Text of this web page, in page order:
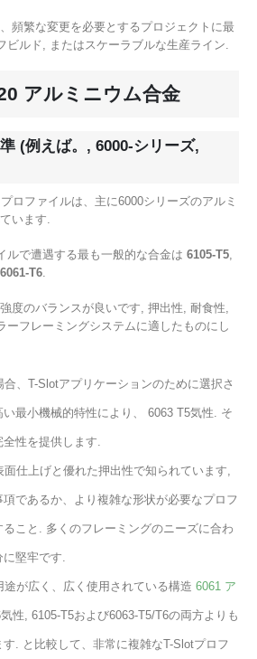
頻繁な変更を必要とするプロジェクトに最
ビルド, またはスケーラブルな生産ライン.
アルミニウム合金
(例えば。, 6000-シリーズ,
プロファイルは、主に6000シリーズのアルミ
います.
ルで遭遇する最も一般的な合金は 6105-T5
6061-T6
度のバランスが良いです, 押出性, 耐食性,
ーフレーミングシステムに適したものにし
合、T-Slotアプリケーションのために選択さ
最小機械的特性により、 6063 T5気性. そ
性を提供します.
面仕上げと優れた押出性で知られています,
であるか、より複雑な形状が必要なプロフ
ること. 多くのフレーミングのニーズに合わ
堅牢です.
途が広く、広く使用されている構造 6061 ア
性, 6105-T5および6063-T5/T6の両方よりも
. と比較して、非常に複雑なT-Slotプロフ